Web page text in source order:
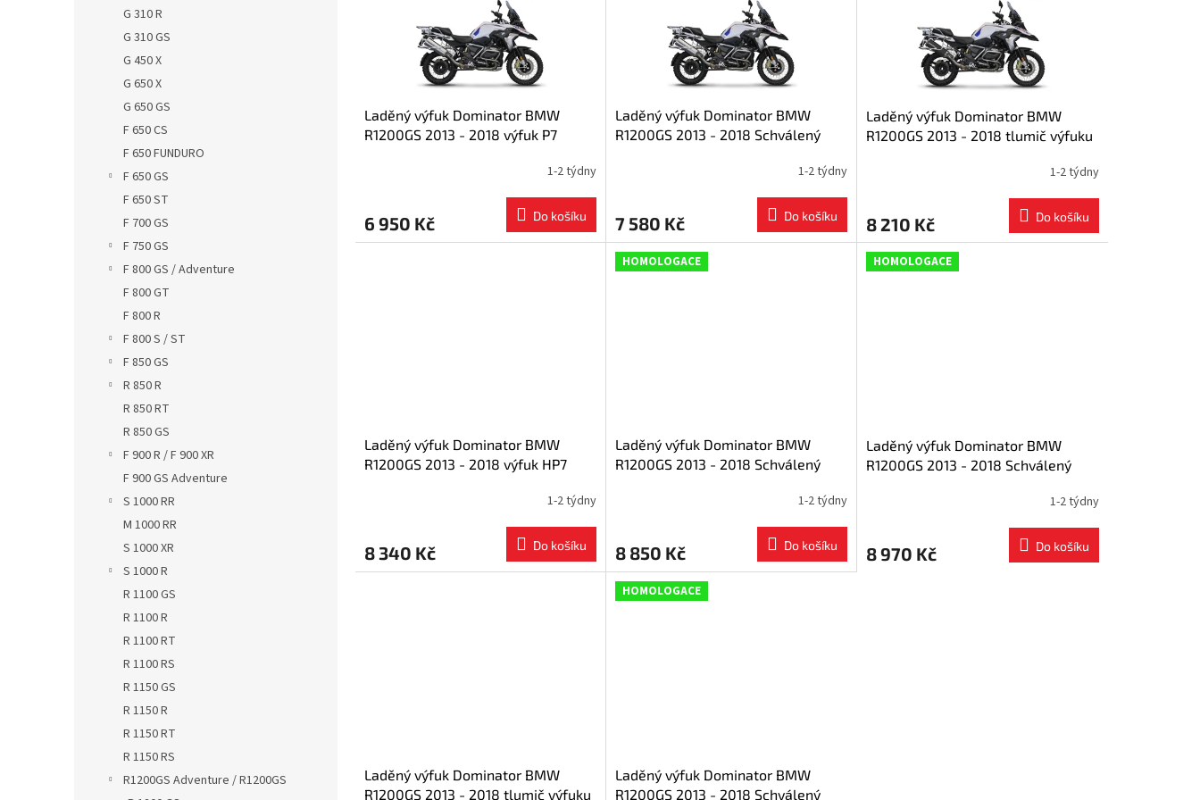
G 310 R
G 310 GS
G 450 X
G 650 X
G 650 GS
F 650 CS
F 650 FUNDURO
F 650 GS
F 650 ST
F 700 GS
F 750 GS
F 800 GS / Adventure
F 800 GT
F 800 R
F 800 S / ST
F 850 GS
R 850 R
R 850 RT
R 850 GS
F 900 R / F 900 XR
F 900 GS Adventure
S 1000 RR
M 1000 RR
S 1000 XR
S 1000 R
R 1100 GS
R 1100 R
R 1100 RT
R 1100 RS
R 1150 GS
R 1150 R
R 1150 RT
R 1150 RS
R1200GS Adventure / R1200GS
Laděný výfuk Dominator BMW
R1200GS 2013 - 2018 výfuk P7
1-2 týdny
6 950 Kč Do košíku
Laděný výfuk Dominator BMW
R1200GS 2013 - 2018 Schválený
1-2 týdny
7 580 Kč Do košíku
Laděný výfuk Dominator BMW
R1200GS 2013 - 2018 tlumič výfuku
1-2 týdny
8 210 Kč Do košíku
Laděný výfuk Dominator BMW
R1200GS 2013 - 2018 výfuk HP7
1-2 týdny
8 340 Kč Do košíku
HOMOLOGACE
Laděný výfuk Dominator BMW
R1200GS 2013 - 2018 Schválený
1-2 týdny
8 850 Kč Do košíku
HOMOLOGACE
Laděný výfuk Dominator BMW
R1200GS 2013 - 2018 Schválený
1-2 týdny
8 970 Kč Do košíku
Laděný výfuk Dominator BMW
R1200GS 2013 - 2018 tlumič výfuku
HOMOLOGACE
Laděný výfuk Dominator BMW
R1200GS 2013 - 2018 Schválený